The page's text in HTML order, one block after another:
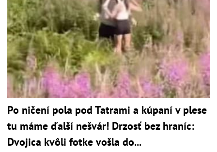
Po ničení pola pod Tatrami a kúpaní v plese
tu máme ďalší nešvár! Drzosť bez hraníc:
Dvojica kvôli fotke vošla do...